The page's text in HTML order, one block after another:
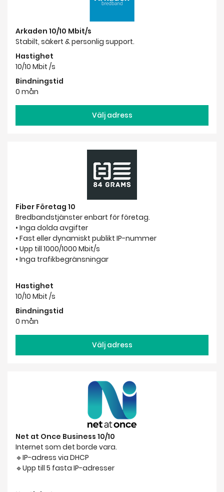
Arkaden 10/10 Mbit/s
Stabilt, säkert & personlig support.
Hastighet
10/10 Mbit /s
Bindningstid
0 mån
Välj adress
Fiber Företag 10
Bredbandstjänster enbart för företag.
• Inga dolda avgifter
• Fast eller dynamiskt publikt IP-nummer
• Upp till 1000/1000 Mbit/s
• Inga trafikbegränsningar
Hastighet
10/10 Mbit /s
Bindningstid
0 mån
Välj adress
Net at Once Business 10/10
Internet som det borde vara.
🔹IP-adress via DHCP
🔹Upp till 5 fasta IP-adresser